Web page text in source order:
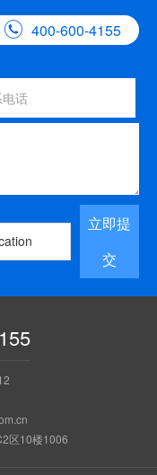
 400-600-4155
立即提
交
区10楼1006